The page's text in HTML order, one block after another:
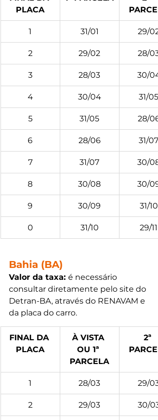
PLACA
1 31/01 29/02
2 29/02 28/03
3 28/03 30/04
4 30/04 31/05
5 31/05 28/06
6 28/06 31/07
7 31/07 30/08
8 30/08 30/09
9 30/09 31/10
0 31/10 29/11
Bahia (BA)
Valor da taxa: é necessário
consultar diretamente pelo site do
Detran-BA, através do RENAVAM e
da placa do carro.
FINAL DA
PLACA
À VISTA
OU 1ª
PARCELA
2ª
1 28/03 29/03
2 29/03 30/03